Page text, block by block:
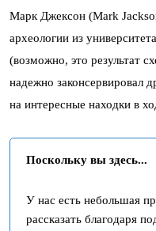
Марк Джексон (Mark
археологии из
(возможно, это результат
надежно законсервировал
на интересные находки в
Поскольку вы здесь...
У нас есть небольшая
рассказать благодаря